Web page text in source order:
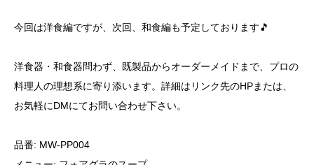
今回は洋食編ですが、次回、和食編も予定しております🎵
洋食器・和食器問わず、既製品からオーダーメイドまで、プロの
料理人の理想系に寄り添います。詳細はリンク先のHPまたは、
お気軽にDMにてお問い合わせ下さい。
品番: MW-PP004